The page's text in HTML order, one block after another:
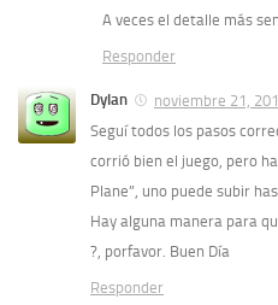
A veces el detalle más
Responder
Dylan
noviembre 21,
Seguí todos los pasos
corrió bien el juego, pero
Plane”, uno puede subir
Hay alguna manera para
?, porfavor. Buen Día
Responder